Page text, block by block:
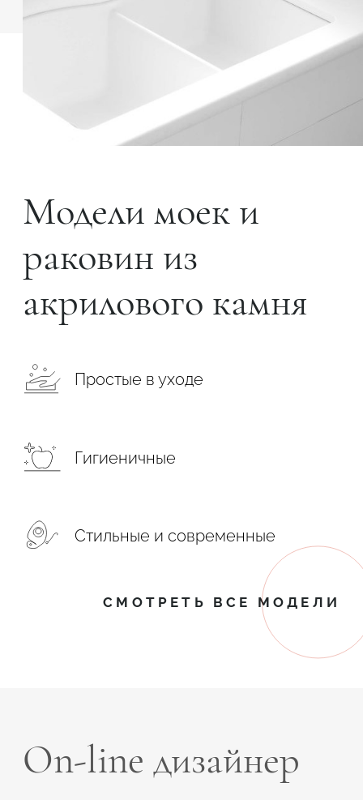
Модели моек и
раковин из
акрилового камня
Простые в уходе
Гигиеничные
Стильные и современные
СМОТРЕТЬ ВСЕ МОДЕЛИ
On-line дизайнер